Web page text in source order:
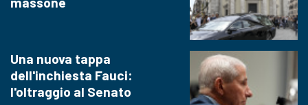
Una nuova tappa
dell'inchiesta Fauci:
l'oltraggio al Senato